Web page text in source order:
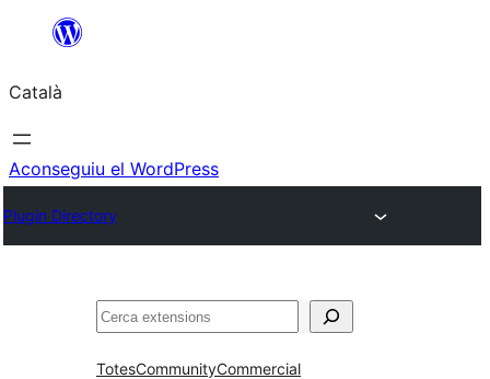
contingut
Català
Aconseguiu el WordPress
Plugin Directory
Cerca
TotesCommunityCommercial